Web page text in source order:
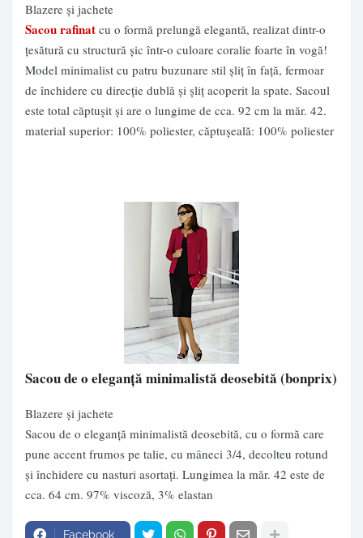
Blazere și jachete
Sacou rafinat cu o formă prelungă elegantă, realizat dintr-o
ţesătură cu structură şic într-o culoare coralie foarte în vogă!
Model minimalist cu patru buzunare stil şliţ în faţă, fermoar
de închidere cu direcţie dublă şi şliţ acoperit la spate. Sacoul
este total căptuşit şi are o lungime de cca. 92 cm la măr. 42.
material superior: 100% poliester, căptuşeală: 100% poliester
Sacou de o eleganţă minimalistă deosebită (bonprix)
Blazere și jachete
Sacou de o eleganţă minimalistă deosebită, cu o formă care
pune accent frumos pe talie, cu mâneci 3/4, decolteu rotund
şi închidere cu nasturi asortaţi. Lungimea la măr. 42 este de
cca. 64 cm. 97% viscoză, 3% elastan
Facebook